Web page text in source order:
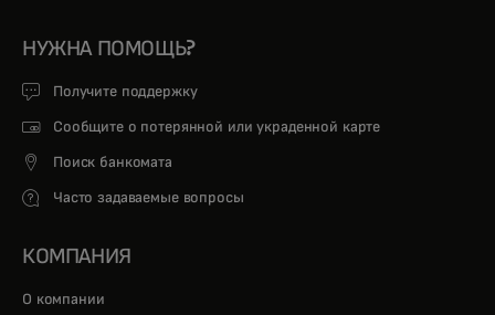
НУЖНА ПОМОЩЬ?
Получите поддержку
Сообщите о потерянной или украденной карте
Поиск банкомата
Часто задаваемые вопросы
КОМПАНИЯ
О компании